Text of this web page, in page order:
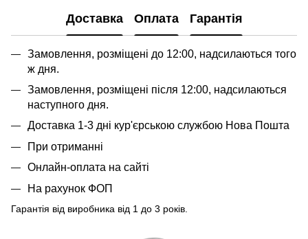
Доставка Оплата Гарантія
Замовлення, розміщені до 12:00, надсилаються того
ж дня.
Замовлення, розміщені після 12:00, надсилаються
наступного дня.
Доставка 1-3 дні кур'єрською службою Нова Пошта
При отриманні
Онлайн-оплата на сайті
На рахунок ФОП
Гарантія від виробника від 1 до 3 років.